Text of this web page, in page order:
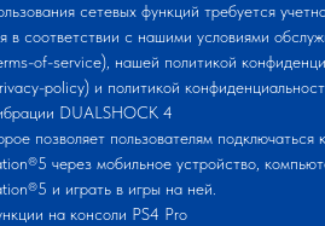
сетевых функций требуется
в соответствии с нашими условиями
of-service), нашей политикой
policy) и политикой
DUALSHOCK 4
позволяет пользователям подключаться
через мобильное устройство,
и играть в игры на ней.
на консоли PS4 Pro